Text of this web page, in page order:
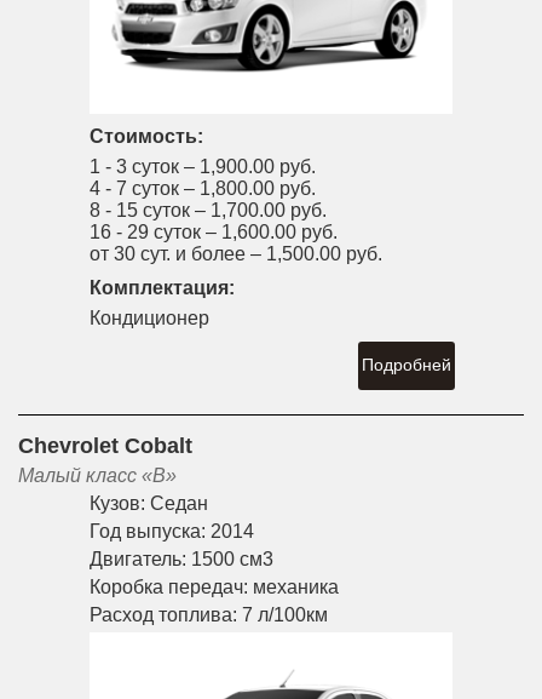
Стоимость:
1 - 3 суток – 1,900.00 руб.
4 - 7 суток – 1,800.00 руб.
8 - 15 суток – 1,700.00 руб.
16 - 29 суток – 1,600.00 руб.
от 30 сут. и более – 1,500.00 руб.
Комплектация:
Кондиционер
Подробней
Chevrolet Cobalt
Малый класс «B»
Кузов: Седан
Год выпуска: 2014
Двигатель: 1500 см3
Коробка передач: механика
Расход топлива: 7 л/100км